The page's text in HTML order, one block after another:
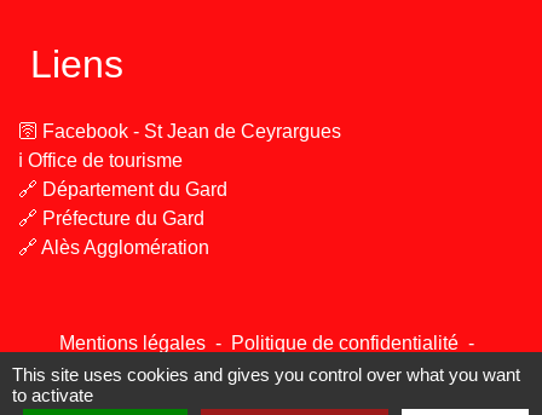
Liens
🛜 Facebook - St Jean de Ceyrargues
ℹ️ Office de tourisme
🔗 Département du Gard
🔗 Préfecture du Gard
🔗 Alès Agglomération
Mentions légales - Politique de confidentialité -
Accessibilité - Plan du site - Gestion des cookies
This site uses cookies and gives you control over what you want
to activate